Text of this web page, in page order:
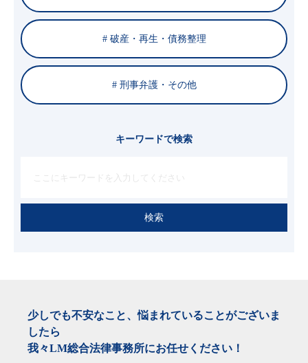
# 破産・再生・債務整理
# 刑事弁護・その他
キーワードで検索
検索
少しでも不安なこと、悩まれていることがございま
したら
我々LM総合法律事務所にお任せください！